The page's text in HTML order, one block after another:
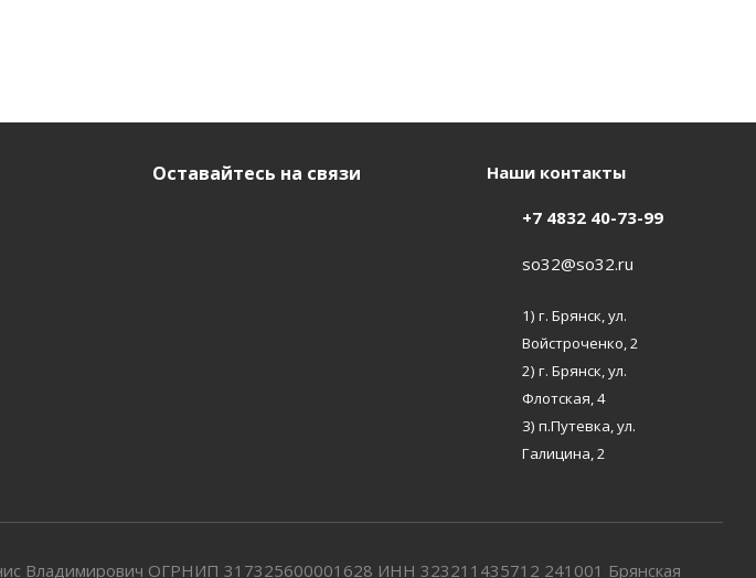
Оставайтесь на связи Наши контакты
+7 4832 40-73-99
so32@so32.ru
1) г. Брянск, ул.
Войстроченко, 2
2) г. Брянск, ул.
Флотская, 4
3) п.Путевка, ул.
Галицина, 2
Владимирович ОГРНИП 317325600001628 ИНН 323211435712 241001 Брянская